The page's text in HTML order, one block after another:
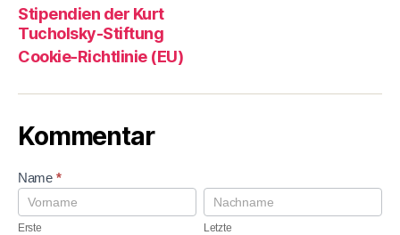
Stipendien der Kurt
Tucholsky-Stiftung
Cookie-Richtlinie (EU)
Kommentar
K
o
m
Name *
E
r
sErste
L
e
tLetzte